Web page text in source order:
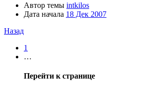
Автор темы intkilos
Дата начала 18 Дек 2007
Назад
1
…
Перейти к странице